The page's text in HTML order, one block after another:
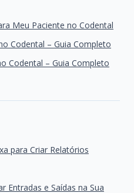
Meu Paciente no Codental
Codental – Guia Completo
Codental – Guia Completo
para Criar Relatórios
Entradas e Saídas na Sua